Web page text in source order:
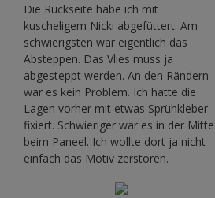
Die Rückseite habe ich mit
kuscheligem Nicki abgefüttert. Am
schwierigsten war eigentlich das
Absteppen. Das Vlies muss ja
abgesteppt werden. An den Rändern
war es kein Problem. Ich hatte die
Lagen vorher mit etwas Sprühkleber
fixiert. Schwieriger war es in der Mitte
beim Paneel. Ich wollte dort ja nicht
einfach das Motiv zerstören.